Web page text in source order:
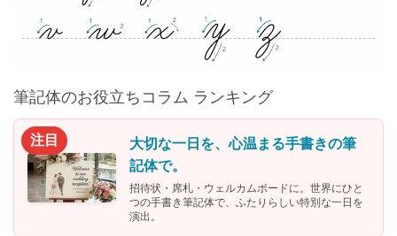
筆記体のお役立ちコラム ランキング
注目
大切な一日を、心温まる手書きの筆
記体で。
招待状・席札・ウェルカムボードに。世界にひと
つの手書き筆記体で、ふたりらしい特別な一日を
演出。